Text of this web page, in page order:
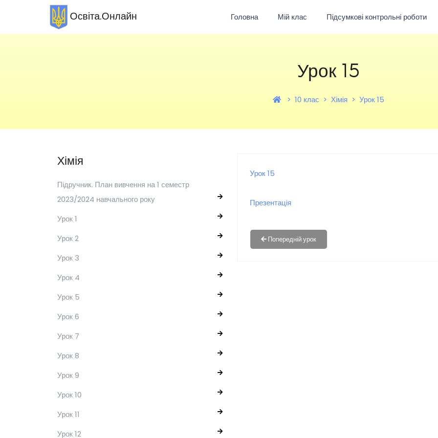
Освіта.Онлайн Головна Мій клас Підсумкові контрольні роботи
Урок 15
10 клас Хімія Урок 15
Хімія
Підручник. План вивчення на 1 семестр
2023/2024 навчального року
Урок 1
Урок 2
Урок 3
Урок 4
Урок 5
Урок 6
Урок 7
Урок 8
Урок 9
Урок 10
Урок 11
Урок 12
Урок 15
Презентація